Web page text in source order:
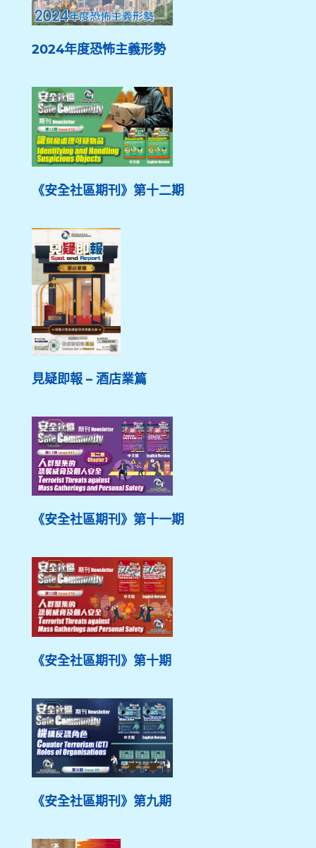
2024年度恐怖主義形勢
《安全社區期刊》第十二期
見疑即報 – 酒店業篇
《安全社區期刊》第十一期
《安全社區期刊》第十期
《安全社區期刊》第九期